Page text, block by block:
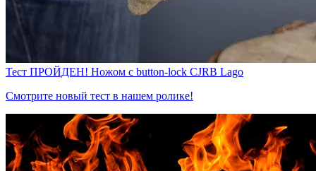
Тест ПРОЙДЕН! Ножом с button-lock CJRB Lago
Смотрите новый тест в нашем ролике!